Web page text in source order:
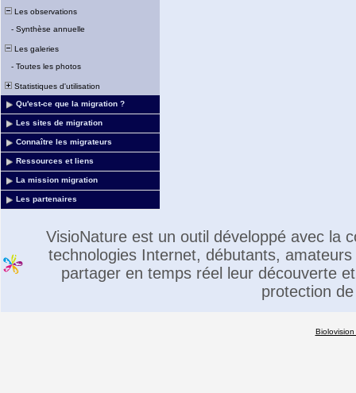
Les observations
- Synthèse annuelle
Les galeries
- Toutes les photos
Statistiques d'utilisation
Qu'est-ce que la migration ?
Les sites de migration
Connaître les migrateurs
Ressources et liens
La mission migration
Les partenaires
VisioNature est un outil développé avec la
technologies Internet, débutants,
partager en temps réel leur découverte
protection
Biolovision